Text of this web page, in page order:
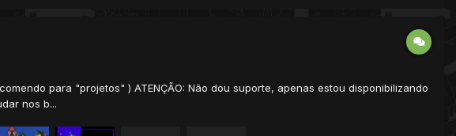
para "projetos" ) ATENÇÃO: Não dou suporte, apenas estou disponibilizando
nos b...